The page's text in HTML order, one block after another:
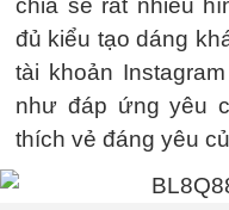
chia sẻ rất nhiều
đủ kiểu tạo dáng
tài khoản
như đáp ứng yêu
thích vẻ đáng yêu